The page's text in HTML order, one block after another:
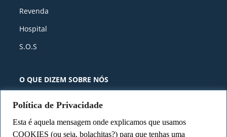
Política de Privacidade
Esta é aquela mensagem onde explicamos que usamos
COOKIES (ou seja, bolachitas?) para que tenhas uma
Revenda
Hospital
S.O.S
O QUE DIZEM SOBRE NÓS​ ​
Descobre porque temos Pontuação
de 4.7⭐ com +1000 avaliações